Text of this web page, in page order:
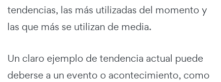
tendencias, las más utilizadas del momento y
las que más se utilizan de media.
Un claro ejemplo de tendencia actual puede
deberse a un evento o acontecimiento, como